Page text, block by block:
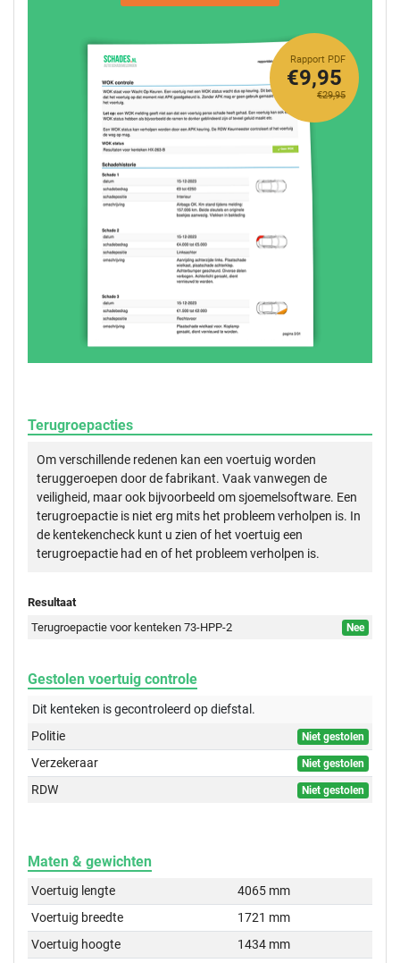
Rapport PDF
€29,95
€9,95
Terugroepacties
Om verschillende redenen kan een voertuig worden
teruggeroepen door de fabrikant. Vaak vanwegen de
veiligheid, maar ook bijvoorbeeld om sjoemelsoftware. Een
terugroepactie is niet erg mits het probleem verholpen is. In
de kentekencheck kunt u zien of het voertuig een
terugroepactie had en of het probleem verholpen is.
Resultaat
Terugroepactie voor kenteken 73-HPP-2
Nee
Gestolen voertuig controle
Dit kenteken is gecontroleerd opdiefstal.
Politie
Niet gestolen
Verzekeraar Niet gestolen
RDW Niet gestolen
Maten & gewichten
Voertuig lengte
4065 mm
Voertuig breedte
1721 mm
Voertuig hoogte
1434 mm